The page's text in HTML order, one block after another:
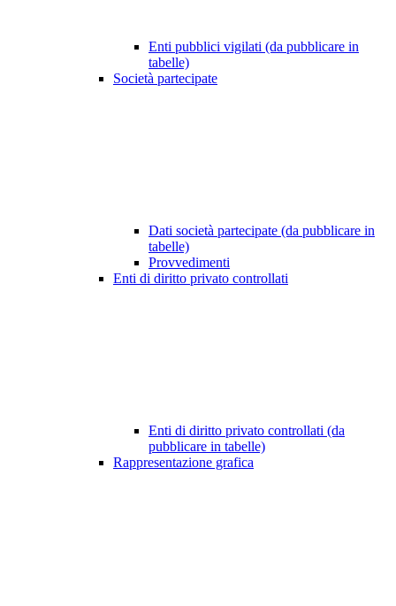
Enti pubblici vigilati (da pubblicare in
tabelle)
Società partecipate
Dati società partecipate (da pubblicare in
tabelle)
Provvedimenti
Enti di diritto privato controllati
Enti di diritto privato controllati (da
pubblicare in tabelle)
Rappresentazione grafica